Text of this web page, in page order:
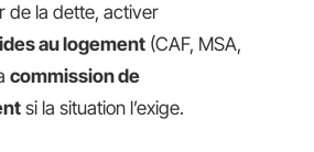
de la dette, activer
au logement (CAF, MSA,
commission de
si la situation l’exige.